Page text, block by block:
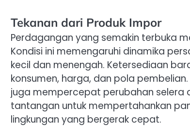
Tekanan dari Produk Impor
Perdagangan yang semakin terbuka
Kondisi ini memengaruhi dinamika
kecil dan menengah. Ketersediaan
konsumen, harga, dan pola
juga mempercepat perubahan selera
tantangan untuk mempertahankan
lingkungan yang bergerak cepat.